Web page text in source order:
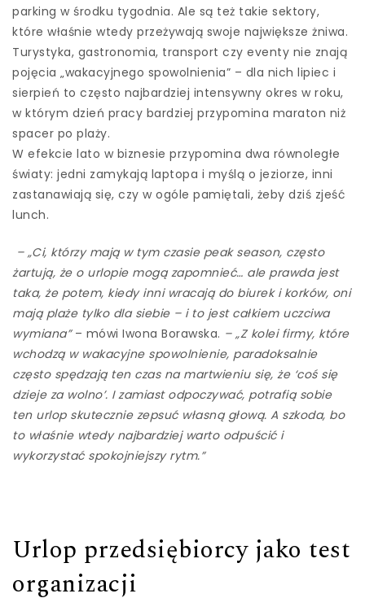
parking w środku tygodnia. Ale są też takie sektory,
które właśnie wtedy przeżywają swoje największe żniwa.
Turystyka, gastronomia, transport czy eventy nie znają
pojęcia „wakacyjnego spowolnienia” – dla nich lipiec i
sierpień to często najbardziej intensywny okres w roku,
w którym dzień pracy bardziej przypomina maraton niż
spacer po plaży.
W efekcie lato w biznesie przypomina dwa równoległe
światy: jedni zamykają laptopa i myślą o jeziorze, inni
zastanawiają się, czy w ogóle pamiętali, żeby dziś zjeść
lunch.
– „Ci, którzy mają w tym czasie peak season, często
żartują, że o urlopie mogą zapomnieć… ale prawda jest
taka, że potem, kiedy inni wracają do biurek i korków, oni
mają plaże tylko dla siebie – i to jest całkiem uczciwa
wymiana”– mówi Iwona Borawska. – „Z kolei firmy, które
wchodzą w wakacyjne spowolnienie, paradoksalnie
często spędzają ten czas na martwieniu się, że ‘coś się
dzieje za wolno’. I zamiast odpoczywać, potrafią sobie
ten urlop skutecznie zepsuć własną głową. A szkoda, bo
to właśnie wtedy najbardziej warto odpuścić i
wykorzystać spokojniejszy rytm.”
Urlop przedsiębiorcy jako test
organizacji